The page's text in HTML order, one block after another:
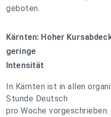
geboten.
Kärnten: Hoher
geringe
Intensität
In Kärnten ist in allen
Stunde Deutsch
pro Woche